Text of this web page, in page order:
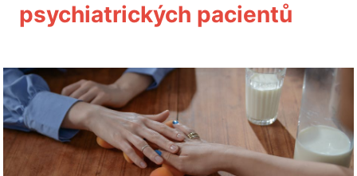
3. Nedostatky běžně se vyskytující u pacientů s
4. Časté dietní chyby a problémy
Modul 4
2 lekce
Modul 5
psychiatrických pacientů